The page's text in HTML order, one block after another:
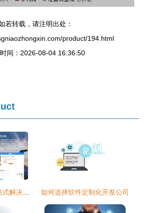
若转载，请注明出处：
product/194.html
间：2026-08-04 16:36:50
软件项目外包网 一站式解决方案助力软件外包业务 如何选择软件定制化开发公司